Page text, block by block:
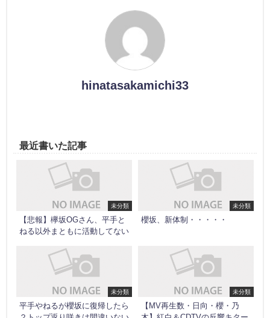
hinatasakamichi33
最近書いた記事
未分類
【悲報】欅坂OGさん、平手と
ねる以外まともに活動してない
未分類
櫻坂、新体制・・・・・
未分類
平手やねるが櫻坂に復帰したら
未分類
【MV再生数・日向・櫻・乃